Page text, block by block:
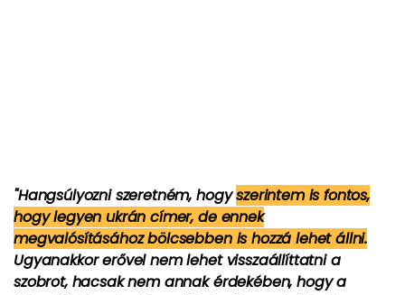
"Hangsúlyozni szeretném, hogyszerintem is fontos,
hogy legyen ukrán címer, de ennek
megvalósításához bölcsebben is hozzá lehet állni.
Ugyanakkor erővel nem lehet visszaállíttatni a
szobrot, hacsak nem annak érdekében, hogy a